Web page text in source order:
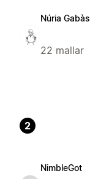
Núria Gabàs
22 mallar
2
NimbleGot